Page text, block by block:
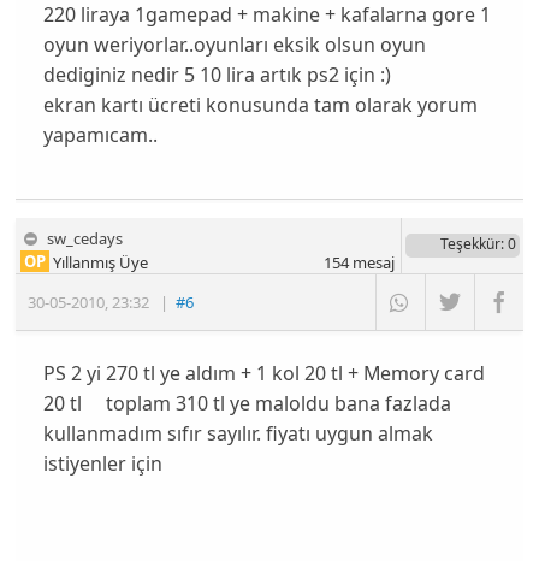
220 liraya 1gamepad + makine + kafalarna gore 1
oyun weriyorlar..oyunları eksik olsun oyun
dediginiz nedir 5 10 lira artık ps2 için :)
ekran kartı ücreti konusunda tam olarak yorum
yapamıcam..
sw_cedays
30-05-2010,23:32 |#6
OP Yıllanmış Üye
Teşekkür: 0
154mesaj
PS 2 yi 270 tl ye aldım + 1 kol 20 tl + Memory card
20 tl toplam 310 tl ye maloldu bana fazlada
kullanmadım sıfır sayılır. fiyatı uygun almak
istiyenler için